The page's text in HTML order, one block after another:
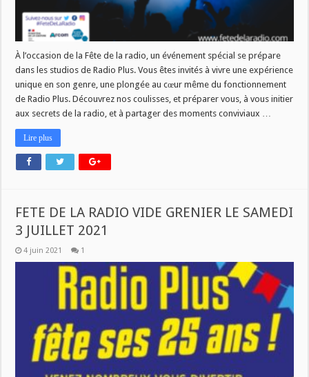
À l’occasion de la Fête de la radio, un événement spécial se prépare
dans les studios de Radio Plus. Vous êtes invités à vivre une expérience
unique en son genre, une plongée au cœur même du fonctionnement
de Radio Plus. Découvrez nos coulisses, et préparer vous, à vous initier
aux secrets de la radio, et à partager des moments conviviaux …
Lire plus
FETE DE LA RADIO VIDE GRENIER LE SAMEDI
3 JUILLET 2021
4 juin 2021 1